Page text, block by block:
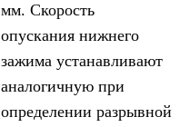
мм. Скорость
опускания нижнего
зажима устанавливают
аналогичную при
определении разрывной